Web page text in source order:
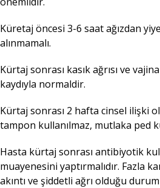
Küretaj öncesi 3-6 saat ağızdan
alınmamalı.
Kürtaj sonrası kasık ağrısı ve
kaydıyla normaldir.
Kürtaj sonrası 2 hafta cinsel ilişki
tampon kullanılmaz, mutlaka ped
Hasta kürtaj sonrası antibiyotik
muayenesini yaptırmalıdır. Fazla
akıntı ve şiddetli ağrı olduğu